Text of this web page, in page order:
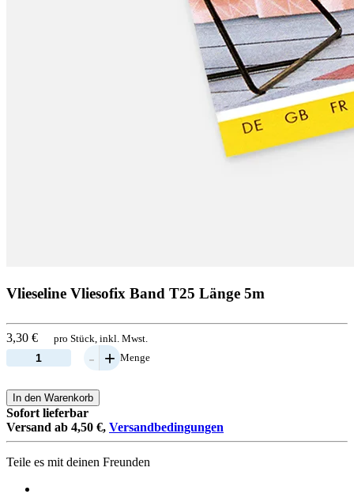
Vlieseline Vliesofix Band T25 Länge 5m
3,30 € pro Stück, inkl. Mwst.
- + Menge
In den Warenkorb
Sofort lieferbar
Versand ab 4,50 €, Versandbedingungen
Teile es mit deinen Freunden